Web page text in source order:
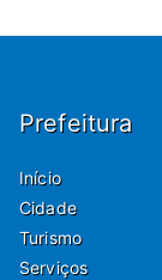
Prefeitura
Início
Cidade
Turismo
Serviços